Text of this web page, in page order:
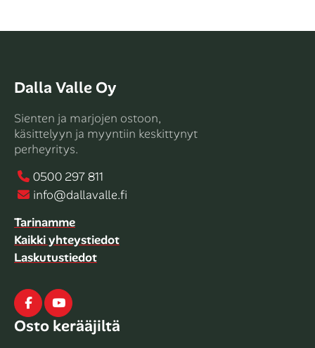
Dalla Valle Oy
Sienten ja marjojen ostoon,
käsittelyyn ja myyntiin keskittynyt
perheyritys.
0500 297 811
info@dallavalle.fi
Tarinamme
Kaikki yhteystiedot
Laskutustiedot
FacebookYoutube
Osto kerääjiltä